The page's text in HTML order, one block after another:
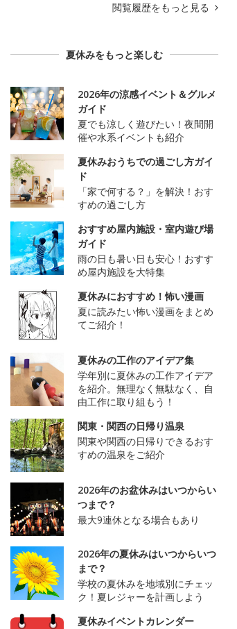
閲覧履歴をもっと見る
夏休みをもっと楽しむ
2026年の涼感イベント＆グルメ
ガイド
夏でも涼しく遊びたい！夜間開
催や水系イベントも紹介
夏休みおうちでの過ごし方ガイ
ド
「家で何する？」を解決！おす
すめの過ごし方
おすすめ屋内施設・室内遊び場
ガイド
雨の日も暑い日も安心！おすす
め屋内施設を大特集
夏休みにおすすめ！怖い漫画
夏に読みたい怖い漫画をまとめ
てご紹介！
夏休みの工作のアイデア集
学年別に夏休みの工作アイデア
を紹介。無理なく無駄なく、自
由工作に取り組もう！
関東・関西の日帰り温泉
関東や関西の日帰りできるおす
すめの温泉をご紹介
2026年のお盆休みはいつからい
つまで？
最大9連休となる場合もあり
2026年の夏休みはいつからいつ
まで？
学校の夏休みを地域別にチェッ
ク！夏レジャーを計画しよう
夏休みイベントカレンダー